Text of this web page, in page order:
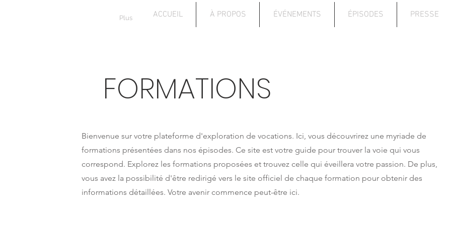
Plus ACCUEIL À PROPOS ÉVÉNEMENTS ÉPISODES PRESSE
FORMATIONS
Bienvenue sur votre plateforme d'exploration de vocations. Ici, vous découvrirez une myriade de
formations présentées dans nos épisodes. Ce site est votre guide pour trouver la voie qui vous
correspond. Explorez les formations proposées et trouvez celle qui éveillera votre passion. De plus,
vous avez la possibilité d'être redirigé vers le site officiel de chaque formation pour obtenir des
informations détaillées. Votre avenir commence peut-être ici.